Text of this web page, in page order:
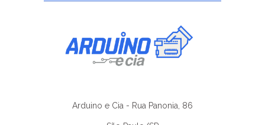
Arduino e Cia - Rua Panonia, 86